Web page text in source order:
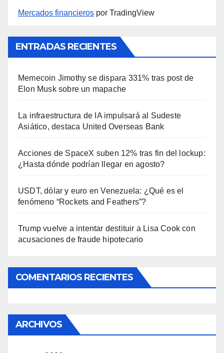
Mercados financieros por TradingView
ENTRADAS RECIENTES
Memecoin Jimothy se dispara 331% tras post de
Elon Musk sobre un mapache
La infraestructura de IA impulsará al Sudeste
Asiático, destaca United Overseas Bank
Acciones de SpaceX suben 12% tras fin del lockup:
¿Hasta dónde podrían llegar en agosto?
USDT, dólar y euro en Venezuela: ¿Qué es el
fenómeno “Rockets and Feathers”?
Trump vuelve a intentar destituir a Lisa Cook con
acusaciones de fraude hipotecario
COMENTARIOS RECIENTES
ARCHIVOS